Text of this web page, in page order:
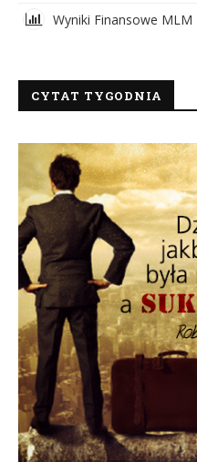
Wyniki Finansowe MLM
CYTAT TYGODNIA